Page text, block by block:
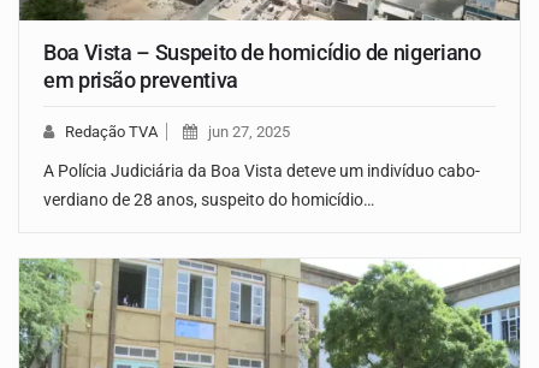
Boa Vista – Suspeito de homicídio de nigeriano
em prisão preventiva
Redação TVA jun 27, 2025
A Polícia Judiciária da Boa Vista deteve um indivíduo cabo-
verdiano de 28 anos, suspeito do homicídio…